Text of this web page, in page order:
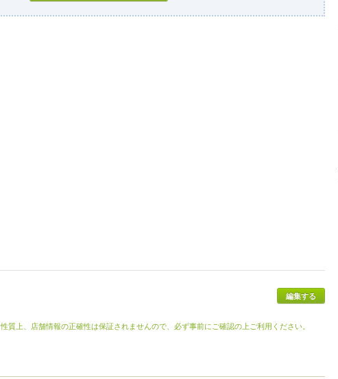
質上、店舗情報の正確性は保証されませんので、必ず事前にご確認の上ご利用ください。